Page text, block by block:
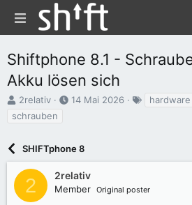
Shiftphone 8.1 -
Akku lösen sich
E
e
l
l
r
2relativ
E
e
l
l
t
14 Mai 2026
g
o
hardware
schrauben
SHIFTphone 8
2 2relativ
Member Original poster